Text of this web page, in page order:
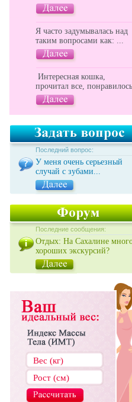
Я часто задумывалась над
таким вопросами как: ...
Интересная кошка,
прочитал все, понравилось
Последний вопрос:
У меня очень серьезный
случай с зубами...
Последние сообщения:
Отдых: На Сахалине
хороших экскурсий?